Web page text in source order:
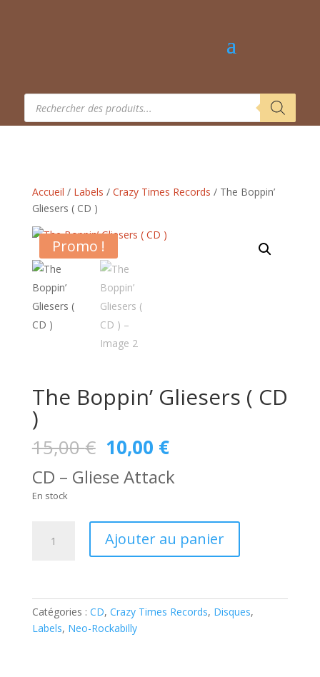
Recherche
produits
Accueil / Labels / Crazy Times Records / The Boppin’
Gliesers ( CD )
Promo !
The Boppin’ Gliesers ( CD
)
15,00€ Le
prix
initial
10,00 €Le
prix
actuel
CD – Gliese Attack
En stock
(
CD
Ajouter au panier
Catégories : CD, Crazy Times Records, Disques,
Labels, Neo-Rockabilly